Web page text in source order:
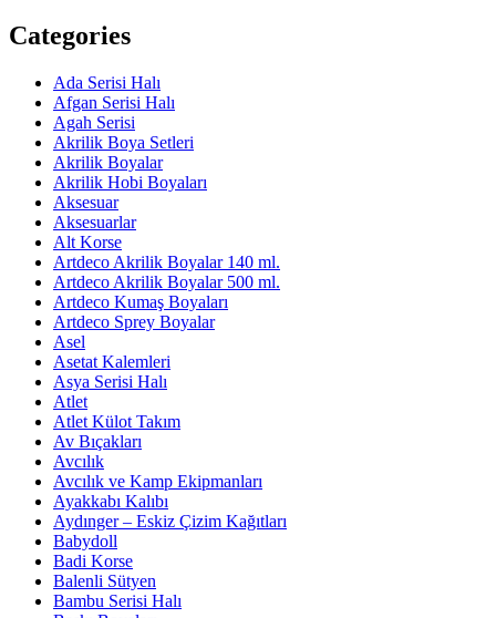
Categories
Ada Serisi Halı
Afgan Serisi Halı
Agah Serisi
Akrilik Boya Setleri
Akrilik Boyalar
Akrilik Hobi Boyaları
Aksesuar
Aksesuarlar
Alt Korse
Artdeco Akrilik Boyalar 140 ml.
Artdeco Akrilik Boyalar 500 ml.
Artdeco Kumaş Boyaları
Artdeco Sprey Boyalar
Asel
Asetat Kalemleri
Asya Serisi Halı
Atlet
Atlet Külot Takım
Av Bıçakları
Avcılık
Avcılık ve Kamp Ekipmanları
Ayakkabı Kalıbı
Aydınger – Eskiz Çizim Kağıtları
Babydoll
Badi Korse
Balenli Sütyen
Bambu Serisi Halı